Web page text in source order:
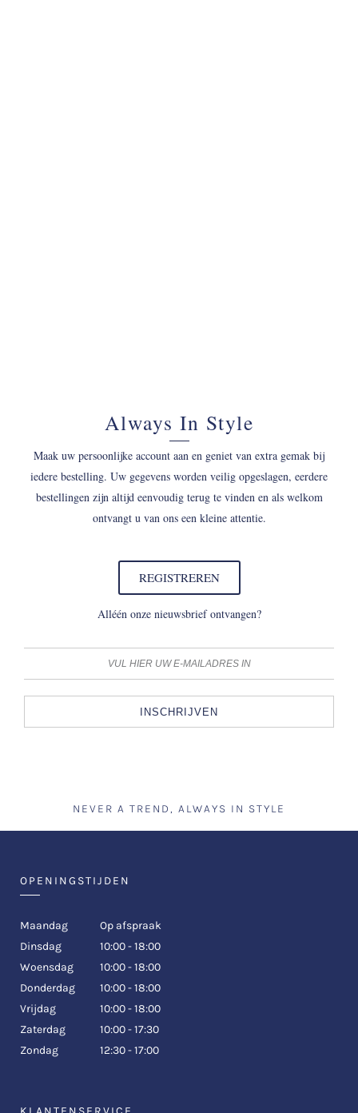
Always In Style
Maak uw persoonlijke account aan en geniet van extra gemak bij
iedere bestelling. Uw gegevens worden veilig opgeslagen, eerdere
bestellingen zijn altijd eenvoudig terug te vinden en als welkom
ontvangt u van ons een kleine attentie.
REGISTREREN
Alléén onze nieuwsbrief ontvangen?
INSCHRIJVEN
NEVER A TREND, ALWAYS IN STYLE
OPENINGSTIJDEN
Maandag
Op afspraak
Dinsdag
10:00 - 18:00
Woensdag
10:00 - 18:00
Donderdag
10:00 - 18:00
Vrijdag
10:00 - 18:00
Zaterdag
10:00 - 17:30
Zondag
12:30 - 17:00